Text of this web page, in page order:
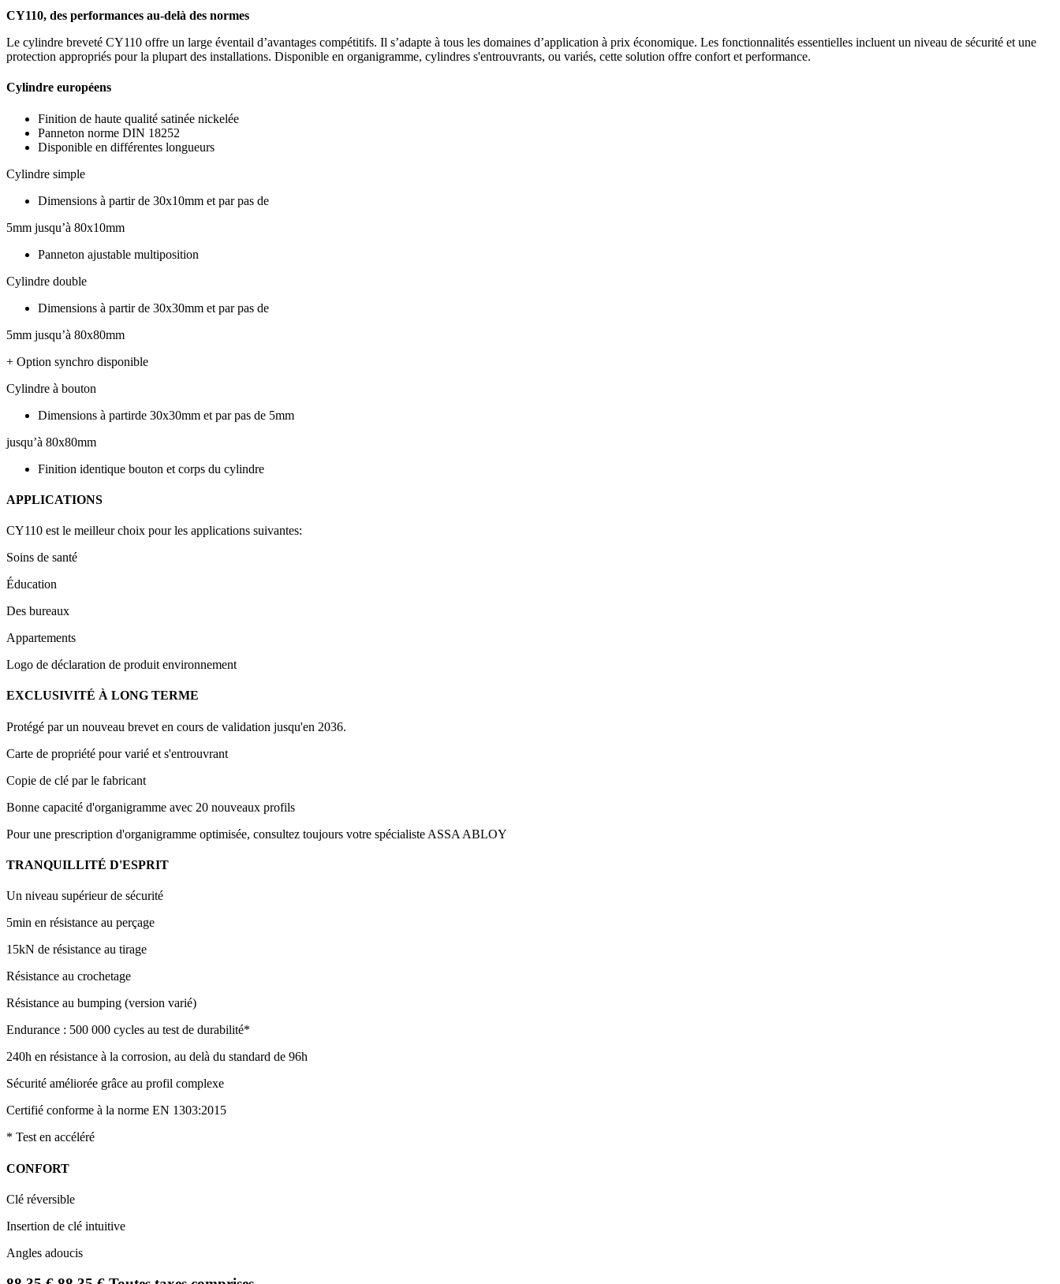
CY110, des performances au-delà des normes
Le cylindre breveté CY110 offre un large éventail d’avantages compétitifs. Il s’adapte à tous les domaines d’application à prix économique. Les fonctionnalités essentielles incluent un niveau de sécurité et une
protection appropriés pour la plupart des installations. Disponible en organigramme, cylindres s'entrouvrants, ou variés, cette solution offre confort et performance.
Cylindre européens
Finition de haute qualité satinée nickelée
Panneton norme DIN 18252
Disponible en différentes longueurs
Cylindre simple
Dimensions à partir de 30x10mm et par pas de
5mm jusqu’à 80x10mm
Panneton ajustable multiposition
Cylindre double
Dimensions à partir de 30x30mm et par pas de
5mm jusqu’à 80x80mm
+ Option synchro disponible
Cylindre à bouton
Dimensions à partirde 30x30mm et par pas de 5mm
jusqu’à 80x80mm
Finition identique bouton et corps du cylindre
APPLICATIONS
CY110 est le meilleur choix pour les applications suivantes:
Soins de santé
Éducation
Des bureaux
Appartements
Logo de déclaration de produit environnement
EXCLUSIVITÉ À LONG TERME
Protégé par un nouveau brevet en cours de validation jusqu'en 2036.
Carte de propriété pour varié et s'entrouvrant
Copie de clé par le fabricant
Bonne capacité d'organigramme avec 20 nouveaux profils
Pour une prescription d'organigramme optimisée, consultez toujours votre spécialiste ASSA ABLOY
TRANQUILLITÉ D'ESPRIT
Un niveau supérieur de sécurité
5min en résistance au perçage
15kN de résistance au tirage
Résistance au crochetage
Résistance au bumping (version varié)
Endurance : 500 000 cycles au test de durabilité*
240h en résistance à la corrosion, au delà du standard de 96h
Sécurité améliorée grâce au profil complexe
Certifié conforme à la norme EN 1303:2015
* Test en accéléré
CONFORT
Clé réversible
Insertion de clé intuitive
Angles adoucis